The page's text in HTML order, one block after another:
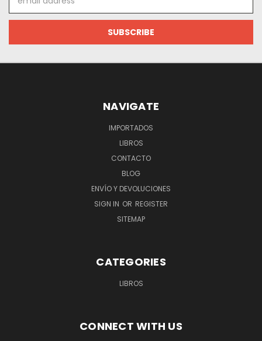
Address
NAVIGATE
IMPORTADOS
LIBROS
CONTACTO
BLOG
ENVÍO Y DEVOLUCIONES
SIGN IN OR REGISTER
SITEMAP
CATEGORIES
LIBROS
CONNECT WITH US